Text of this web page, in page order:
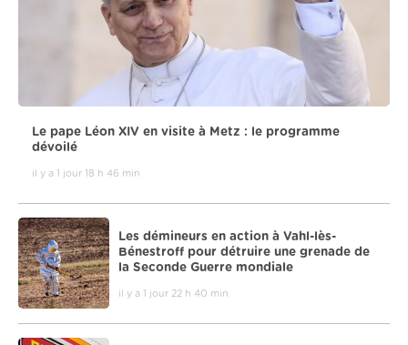
Le pape Léon XIV en visite à Metz : le programme
dévoilé
il y a 1 jour 18 h 46 min
Les démineurs en action à Vahl-lès-
Bénestroff pour détruire une grenade de
la Seconde Guerre mondiale
il y a 1 jour 22 h 40 min